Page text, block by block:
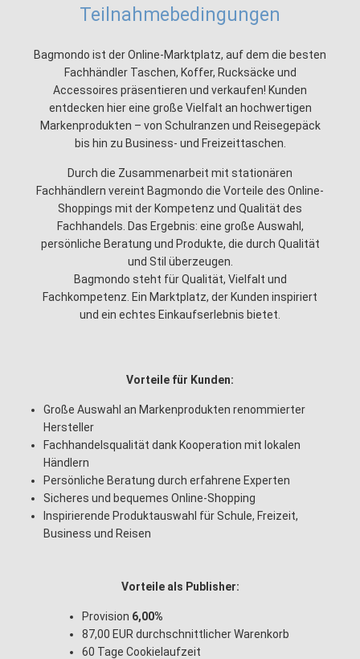
Teilnahmebedingungen
Bagmondo ist der Online-Marktplatz, auf dem die besten
Fachhändler Taschen, Koffer, Rucksäcke und
Accessoires präsentieren und verkaufen! Kunden
entdecken hier eine große Vielfalt an hochwertigen
Markenprodukten – von Schulranzen und Reisegepäck
bis hin zu Business- und Freizeittaschen.
Durch die Zusammenarbeit mit stationären
Fachhändlern vereint Bagmondo die Vorteile des Online-
Shoppings mit der Kompetenz und Qualität des
Fachhandels. Das Ergebnis: eine große Auswahl,
persönliche Beratung und Produkte, die durch Qualität
und Stil überzeugen.
Bagmondo steht für Qualität, Vielfalt und
Fachkompetenz. Ein Marktplatz, der Kunden inspiriert
und ein echtes Einkaufserlebnis bietet.
Vorteile für Kunden:
Große Auswahl an Markenprodukten renommierter
Hersteller
Fachhandelsqualität dank Kooperation mit lokalen
Händlern
Persönliche Beratung durch erfahrene Experten
Sicheres und bequemes Online-Shopping
Inspirierende Produktauswahl für Schule, Freizeit,
Business und Reisen
Vorteile als Publisher:
Provision 6,00%
87,00 EUR durchschnittlicher Warenkorb
60 Tage Cookielaufzeit